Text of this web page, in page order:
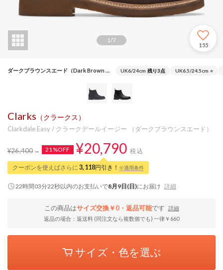
1/7
155
ダークブラウンスエード（Dark Brown Sued） UK6/24cm 残り3点 UK6.5/24.5cm ○
Clarks （クラークス）
Clarkdale Easy / クラークデールイージー （ダークブラウンスエード）
¥26,400 21%OFF ¥20,790 税込
クーポンを使えばさらに 3,118円引き！ ※適用条件
22時間03分22秒以内のお支払いで8月9日(日)にお届け 詳細
この商品はサイズ交換￥0・返品可能です
詳細
返品の場合：返送料 (同注文なら複数個でも) 一律￥660
サイズ・色を選ぶ